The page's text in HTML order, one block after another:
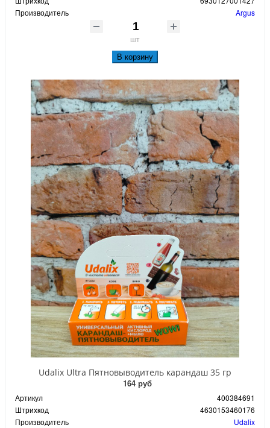
Производитель
Argus
шт
В корзину
Udalix Ultra Пятновыводитель карандаш 35 гр
164 руб
Артикул
400384691
Штрихкод
4630153460176
Производитель
Udalix